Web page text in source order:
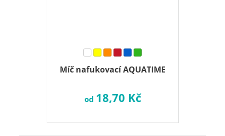
Míč nafukovací AQUATIME
od 18,70 Kč